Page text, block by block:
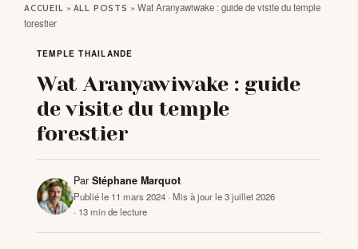
VISITER
MÉTÉO
EXPATRIATION
BLOG
ACCUEIL » ALL POSTS » Wat Aranyawiwake : guide de visite du temple
forestier
TEMPLE THAILANDE
Wat Aranyawiwake : guide
de visite du temple
forestier
Par Stéphane Marquot
Publié le 11 mars 2024 · Mis à jour le 3 juillet 2026
· 13 min de lecture